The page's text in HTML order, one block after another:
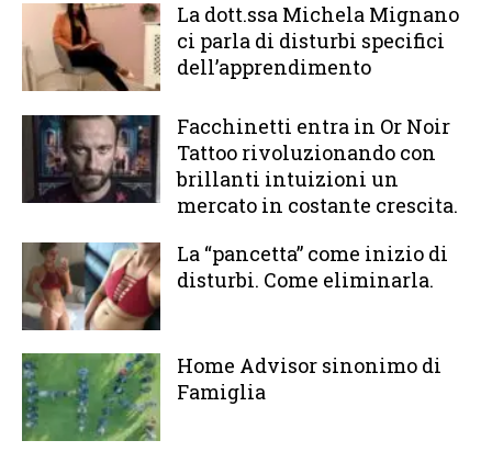
La dott.ssa Michela Mignano
ci parla di disturbi specifici
dell’apprendimento
Facchinetti entra in Or Noir
Tattoo rivoluzionando con
brillanti intuizioni un
mercato in costante crescita.
La “pancetta” come inizio di
disturbi. Come eliminarla.
Home Advisor sinonimo di
Famiglia